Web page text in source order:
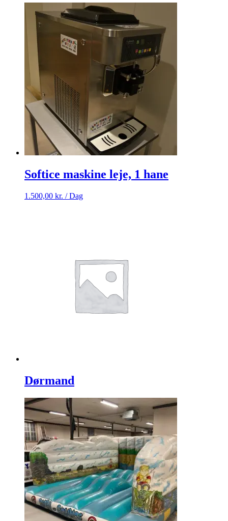
Softice maskine leje, 1 hane
1.500,00 kr. / Dag
Dørmand